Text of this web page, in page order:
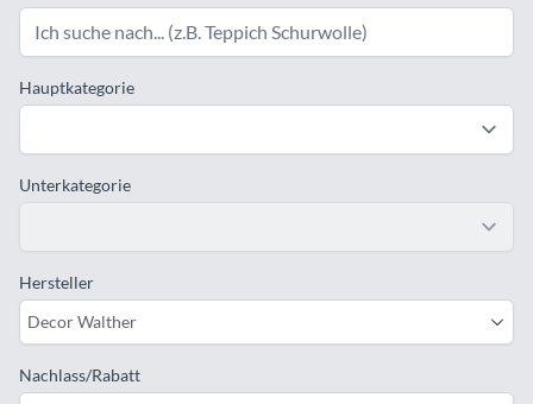
Hauptkategorie
Unterkategorie
Hersteller
Decor Walther
Nachlass/Rabatt